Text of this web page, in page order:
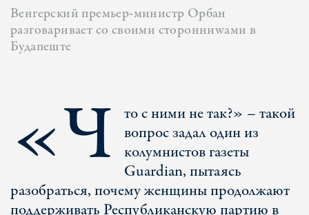
Венгерский премьер-министр Орбан
разговаривает со своими сторонниwами в
Будапеште
«Ч то с ними не так?» – такой
вопрос задал один из
колумнистов газеты
Guardian, пытаясь
разобраться, почему женщины продолжают
поддерживать Республиканскую партию в